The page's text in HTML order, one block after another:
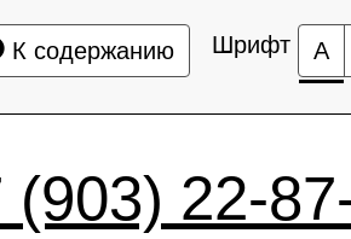
К содержанию Шрифт А
(903) 22-